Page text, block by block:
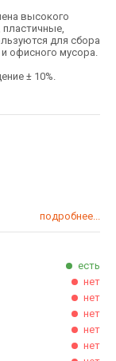
высокого
для сбора
и офисного мусора.
± 10%.
подробнее...
есть
нет
нет
нет
нет
нет